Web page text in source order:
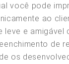
você pode
ao
leve e amigável
de
os